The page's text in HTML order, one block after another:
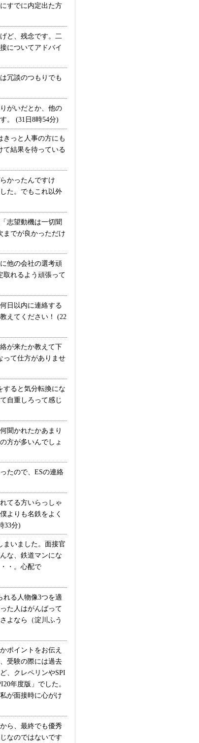
すでに内定出た方
ど、残念です。二
についてアドバイ
冗談のつもりでも
がいだとか、他の
。 (31日8時54分)
っと人事の方にも
て結果を待っている
かったんですけ
た。でもこれ以外
志望動機は一切聞
までが良かっただけ
他の会社の選考頑
取れるよう頑張って
日以内に連絡する
えてください！ (22
が来たか教えて下
って仕方がありませ
ると気分転換にな
自重しろって感じ
聞かれたかあまり
方が多いんでしょ
たので、ESの連絡
てる方いらっしゃ
よりも名鉄をよく
33分)
まいました。面接官
な、鉄道マンにな
・。心配で
る人物像3つを適
た人はがんばって
よなら（淀川ふう
ポイントをお伝え
受験の際には過去
、クレペリンやSPI
年度版」でした。
が面接時に心がけ
ら、最終でも優秀
なのではないです